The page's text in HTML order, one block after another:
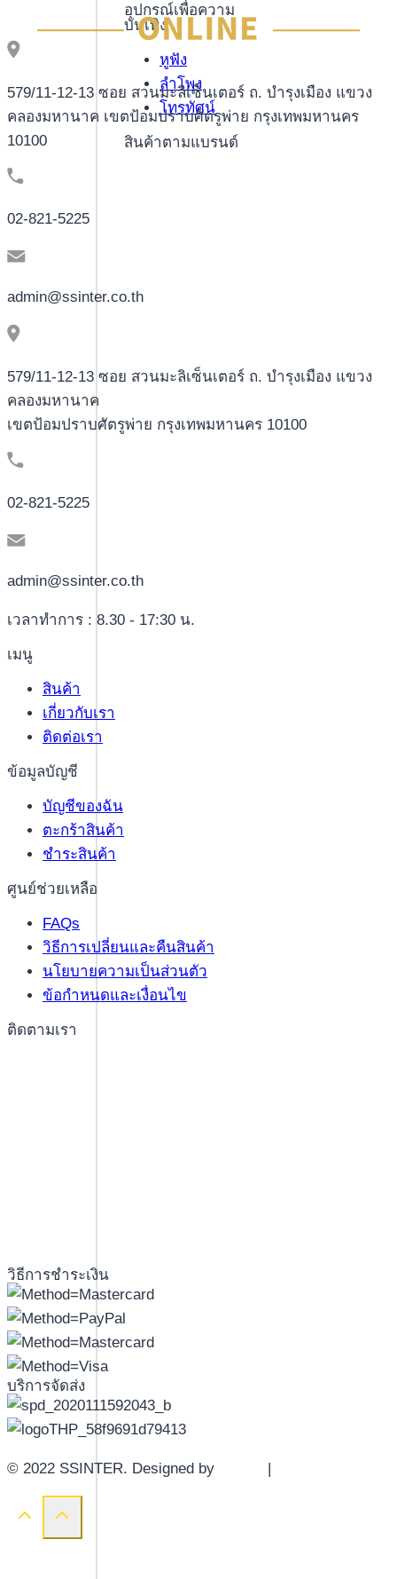
อุปกรณ์เพื่อความ
บันเทิง
หูฟัง
ลำโพง
โทรทัศน์
สินค้าตามแบรนด์
579/11-12-13 ซอย สวนมะลิเซ็นเตอร์ ถ. บำรุงเมือง แขวง
คลองมหานาค เขตป้อมปราบศัตรูพ่าย กรุงเทพมหานคร
10100
02-821-5225
admin@ssinter.co.th
579/11-12-13 ซอย สวนมะลิเซ็นเตอร์ ถ. บำรุงเมือง แขวง
คลองมหานาค
เขตป้อมปราบศัตรูพ่าย กรุงเทพมหานคร 10100
02-821-5225
admin@ssinter.co.th
เวลาทำการ : 8.30 - 17:30 น.
เมนู
สินค้า
เกี่ยวกับเรา
ติดต่อเรา
ข้อมูลบัญชี
บัญชีของฉัน
ตะกร้าสินค้า
ชำระสินค้า
ศูนย์ช่วยเหลือ
FAQs
วิธีการเปลี่ยนและคืนสินค้า
นโยบายความเป็นส่วนตัว
ข้อกำหนดและเงื่อนไข
ติดตามเรา
วิธีการชำระเงิน
บริการจัดส่ง
© 2022 SSINTER. Designed by |